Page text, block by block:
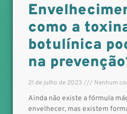
como a
botulínica
na
21 de julho de 2023 Nenhum
Ainda não existe a fórmula
envelhecer, mas existem